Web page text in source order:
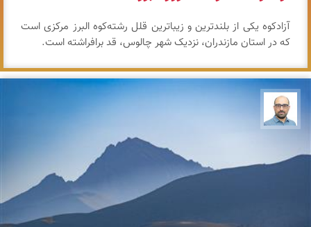
آزادکوه یکی از بلندترین و زیباترین قلل رشته‌کوه البرز مرکزی است
که در استان مازندران، نزدیک شهر چالوس، قد برافراشته است.